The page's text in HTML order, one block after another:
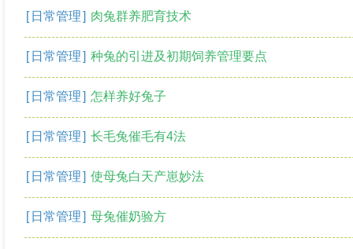
[ 日常管理] 肉兔群养肥育技术
[ 日常管理] 种兔的引进及初期饲养管理要点
[ 日常管理] 怎样养好兔子
[ 日常管理] 长毛兔催毛有4法
[ 日常管理] 使母兔白天产崽妙法
[ 日常管理] 母兔催奶验方